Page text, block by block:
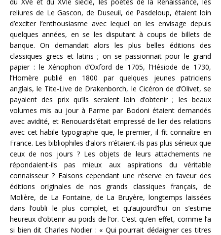
reliures de Le Gascon, de Duseuil, de Pasdeloup, étaient loin
d’exciter l’enthousiasme avec lequel on les envisage depuis
quelques années, en se les disputant à coups de billets de
banque. On demandait alors les plus belles éditions des
classiques grecs et latins ; on se passionnait pour le grand
papier : le Xénophon d’Oxford de 1705, l’Hésiode de 1730,
l’Homère publié en 1800 par quelques jeunes patriciens
anglais, le Tite-Live de Drakenborch, le Cicéron de d’Olivet, se
payaient des prix qu’ils seraient loin d’obtenir ; les beaux
volumes mis au jour à Parme par Bodoni étaient demandés
avec avidité, et Renouards’était empressé de lier des relations
avec cet habile typographe que, le premier, il fit connaître en
France. Les bibliophiles d’alors n’étaient-ils pas plus sérieux que
ceux de nos jours ? Les objets de leurs attachements ne
répondaient-ils pas mieux aux aspirations du véritable
connaisseur ? Faisons cependant une réserve en faveur des
éditions originales de nos grands classiques français, de
Molière, de La Fontaine, de La Bruyère, longtemps laissées
dans l’oubli le plus complet, et qu’aujourd’hui on s’estime
heureux d’obtenir au poids de l’or. C’est qu’en effet, comme l’a
si bien dit Charles Nodier : « Qui pourrait dédaigner ces titres